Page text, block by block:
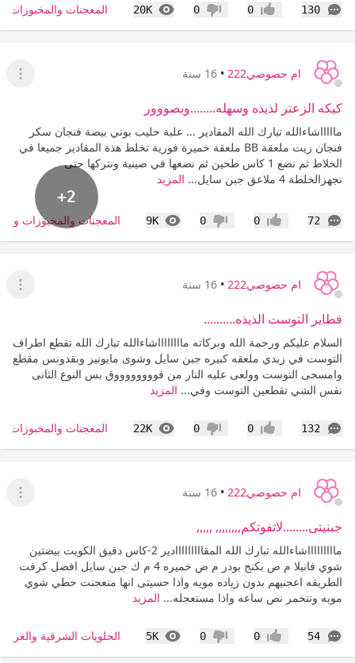
130
التعليقات إعجاب0 عدم إعجاب
0
20K
المشاهدات المعجنات والمخبوزات
ام حصوصي222 • 16 سنة
عرض
كيكه الزعتر لذيذه وسهله........وبصووور
ماااااشاءالله تبارك الله المقادير ... علبة حليب بوني بيضة فنجان سكر
فنجان زيت ملعقة BB ملعقة خميرة فورية تخلط هذة المقادير جميعا في
الخلاط ثم نضع 1 كاس طحين ثم نضعها في صينية ونتركها حتى
نجهزالخلطة 4 ملاعق جبن سايل...
المزيد
+2
72
التعليقات إعجاب0 عدم إعجاب
0
9K
المشاهدات المعجنات والمخبوزات
ام حصوصي222 • 16 سنة
عرض
فطاير التوست الذيذه..........
السلام عليكم ورحمة الله وبركاته مااااااااشاءالله تبارك الله تقطع اطراف
التوست في زبدي ملعقه كبيره جبن سايل وشوى مايونيز وبقدونس مقطع
وامسحى التوست وولعى عليه النار من فووووووووق بس النوع الثانى
نفس الشي تقطعين التوست وفي... المزيد
132
التعليقات إعجاب0 عدم إعجاب
0
22K
المشاهدات المعجنات والمخبوزات
ام حصوصي222 • 16 سنة
عرض
جبنيتى........لاتفوتكم,,,,,,,, ,,,,,
ماااااااااشاءالله تبارك الله المقااااااااادير 2-كاس دقيق الكويت بيضتين
شوي فانيلا م ص بكنج بودر م ص خميره 4 م ك جبن سايل افضل كرفت
الطريقه اعجنيهم بدون زياده مويه واذا حسيتى انها منعجنت حطي شوي
مويه وتتخمر نص ساعه واذا مستعجله... المزيد
54
التعليقات إعجاب0 عدم إعجاب
0
5K
المشاهدات الحلويات الشرقية والغربية